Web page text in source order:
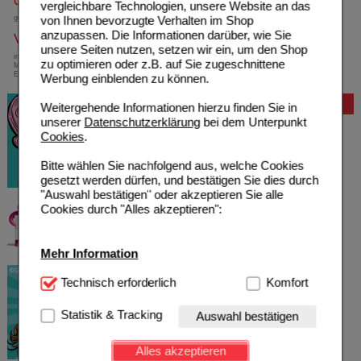
vergleichbare Technologien, unsere Website an das
von Ihnen bevorzugte Verhalten im Shop
anzupassen. Die Informationen darüber, wie Sie
unsere Seiten nutzen, setzen wir ein, um den Shop
zu optimieren oder z.B. auf Sie zugeschnittene
Werbung einblenden zu können.
Weitergehende Informationen hierzu finden Sie in
unserer Datenschutzerklärungbei dem Unterpunkt
Cookies.
Bitte wählen Sie nachfolgend aus, welche Cookies
gesetzt werden dürfen, und bestätigen Sie dies durch
"Auswahl bestätigen" oder akzeptieren Sie alle
Cookies durch "Alles akzeptieren":
Mehr Information
Technisch Notwendig:Hierbei handelt es sich um
Website notwendig sind (z.B. Navigation, Warenkorb,
Kundenkonto), weshalb auf diese nicht verzichtet
werden kann.
Technisch erforderlich Komfort
Statistik & Tracking Auswahl bestätigen
Alles akzeptieren
gebührenfreie Rufnummer
Versandkostenfrei
innerhalb Deutschlands bei einem
Mindestbestellwert von 13,99 Euro oder bei
Einsendung eines Kassenrezeptes
Bewertung